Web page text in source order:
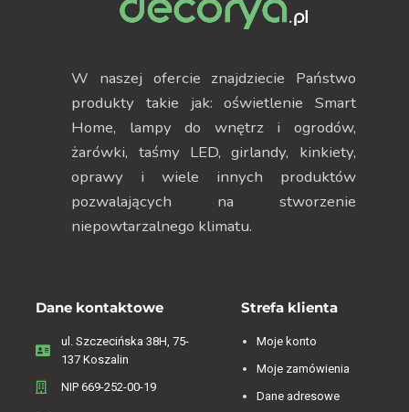
W naszej ofercie znajdziecie Państwo
produkty takie jak: oświetlenie Smart
Home, lampy do wnętrz i ogrodów,
żarówki, taśmy LED, girlandy, kinkiety,
oprawy i wiele innych produktów
pozwalających na stworzenie
niepowtarzalnego klimatu.
Dane kontaktowe
ul. Szczecińska 38H, 75-
137 Koszalin
NIP 669-252-00-19
Strefa klienta
Moje konto
Moje zamówienia
Dane adresowe